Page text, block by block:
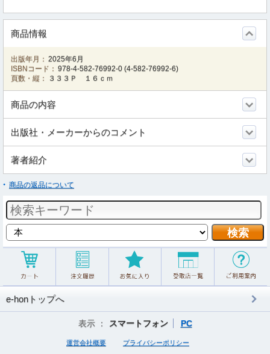
商品情報
出版年月： 2025年6月
ISBNコード： 978-4-582-76992-0 (4-582-76992-6)
頁数・縦：
３３３Ｐ １６ｃｍ
商品の内容
出版社・メーカーからのコメント
著者紹介
商品の返品について
e-honトップへ
表示 ： スマートフォン PC
運営会社概要 プライバシーポリシー